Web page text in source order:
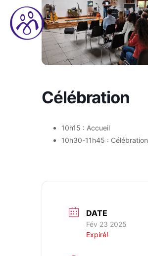
Célébration
10h15 : Accueil
10h30-11h45 : Célébration
DATE
Fév 23 2025
Expiré!